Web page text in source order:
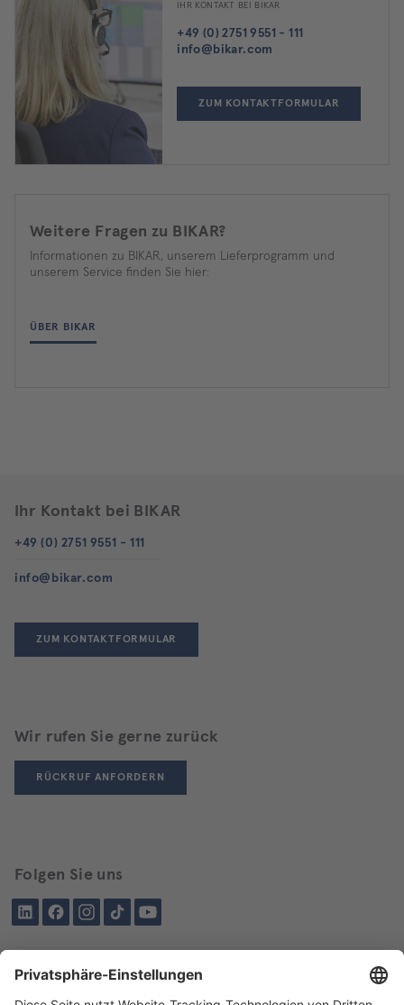
IHR KONTAKT BEI BIKAR
+49 (0) 2751 9551 - 111
info@bikar.com
ZUM KONTAKTFORMULAR
Weitere Fragen zu BIKAR?
Informationen zu BIKAR, unserem Lieferprogramm und
unserem Service finden Sie hier:
ÜBER BIKAR
Ihr Kontakt bei BIKAR
+49 (0) 2751 9551 - 111
info@bikar.com
ZUM KONTAKTFORMULAR
Wir rufen Sie gerne zurück
RÜCKRUF ANFORDERN
Folgen Sie uns
LinkedInFacebookInstagramTiktokYouTube
Schon besucht?